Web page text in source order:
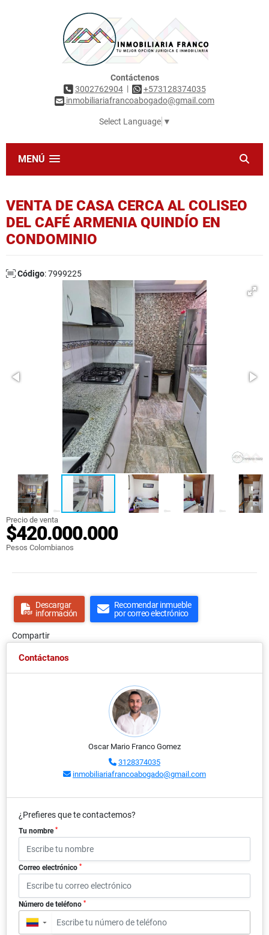
Contáctenos
3002762904|
+573128374035
inmobiliariafrancoabogado@gmail.com
Select Language ▼
MENÚ
VENTA DE CASA CERCA AL COLISEO
DEL CAFÉ ARMENIA QUINDÍO EN
CONDOMINIO
Código: 7999225
Precio de venta
$420.000.000
Pesos Colombianos
Descargar
información
Recomendar inmueble
por correo electrónico
Compartir
Contáctanos
Oscar Mario Franco Gomez
3128374035
inmobiliariafrancoabogado@gmail.com
¿Prefieres que te contactemos?
Tu nombre *
Correo electrónico *
Número de teléfono *
▼